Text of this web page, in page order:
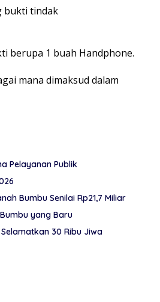
bukti tindak
berupa 1 buah Handphone.
mana dimaksud dalam
Pelayanan Publik
Bermodal BPKB Palsu, Penipuan Investasi Angkutan Tambang di Tanah Bumbu Senilai Rp21,7 Miliar
yang Baru
30 Ribu Jiwa